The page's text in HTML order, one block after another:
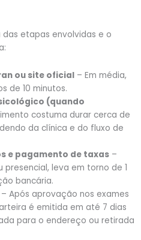
etapas envolvidas e o
ou site oficial – Em média,
de 10 minutos.
(quando
costuma durar cerca de
da clínica e do fluxo de
e pagamento de taxas –
leva em torno de 1
bancária.
– Após aprovação nos exames
é emitida em até 7 dias
para o endereço ou retirada